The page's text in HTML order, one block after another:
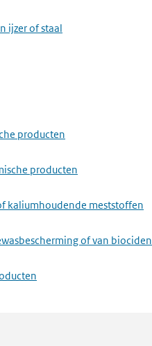
ijzer of staal
producten
producten
kaliumhoudende meststoffen
of van biociden